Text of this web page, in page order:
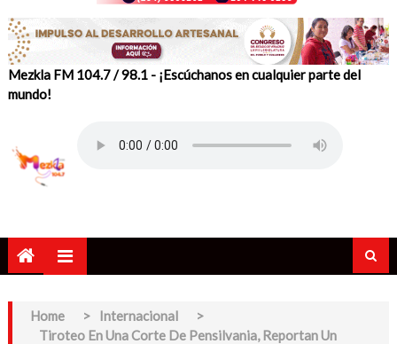
Mezkla FM 104.7 / 98.1 - ¡Escúchanos en cualquier parte del
mundo!
Home > Internacional
>
Tiroteo En Una Corte De Pensilvania, Reportan Un